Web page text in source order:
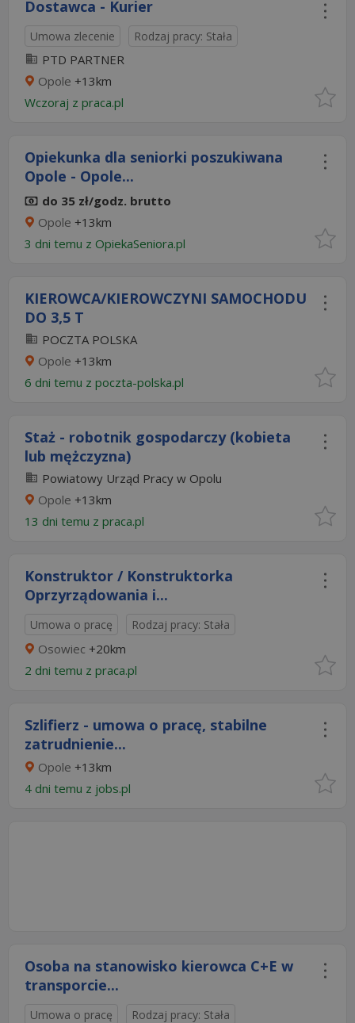
Dostawca - Kurier
Umowa zlecenie Rodzaj pracy: Stała
PTD PARTNER
Opole +13km
Wczoraj z praca.pl
Opiekunka dla seniorki poszukiwana
Opole - Opole...
do 35 zł/godz. brutto
Opole +13km
3 dni temu z OpiekaSeniora.pl
KIEROWCA/KIEROWCZYNI SAMOCHODU
DO 3,5 T
POCZTA POLSKA
Opole +13km
6 dni temu z poczta-polska.pl
Staż - robotnik gospodarczy (kobieta
lub mężczyzna)
Powiatowy Urząd Pracy w Opolu
Opole +13km
13 dni temu z praca.pl
Konstruktor / Konstruktorka
Oprzyrządowania i...
Umowa o pracę Rodzaj pracy: Stała
Osowiec +20km
2 dni temu z praca.pl
Szlifierz - umowa o pracę, stabilne
zatrudnienie...
Opole +13km
4 dni temu z jobs.pl
Osoba na stanowisko kierowca C+E w
transporcie...
Umowa o pracę Rodzaj pracy: Stała